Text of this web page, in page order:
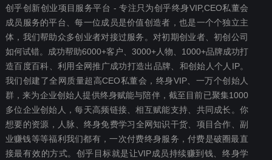
创乎创新创业项目服务平台 - 专注只为创乎终身VIP,CEO私董会
成员服务的平台、每一位成员是价值创造者，也是一个个独立主
体，我们帮助众多创业者对接过服务。对初期创业者、初创公司
如何试错。成功帮助6000+客户、3000+人物、1000+品牌成功打
造百度百科、利用全网推广成功打造出品牌、和创始人个人IP。
我们创建了全网质量超高CEO私董会，终身VIP、一万个创始人
群，来为企业创始人提供终身赋能与陪伴，截至目前已聚集1000
多位企业创始人，每天高频链接、相互赋能支持、共同成长。你
想要‬的资源，人脉、终身免费学习全网知识干货、项目合作、副
业赚钱等等福利我们都‬有，一次付费终‬身服务，付费是破圈最‬直
接最有效‬的方式。创乎目标就是让VIP成员持续赚到钱、终身学